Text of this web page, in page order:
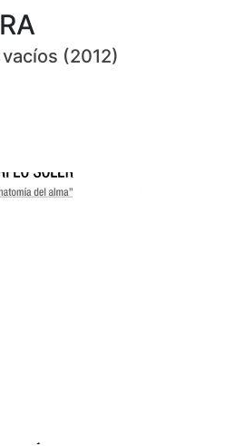
(2012)